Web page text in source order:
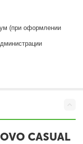
(при оформлении
CASUAL